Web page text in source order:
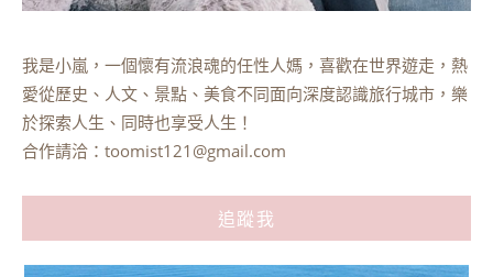
我是小嵐，一個懷有流浪魂的任性人媽，喜歡在世界遊走，熱
愛從歷史、人文、景點、美食不同面向深度認識旅行城市，樂
於探索人生、同時也享受人生！
合作請洽： toomist121@gmail.com
追蹤我